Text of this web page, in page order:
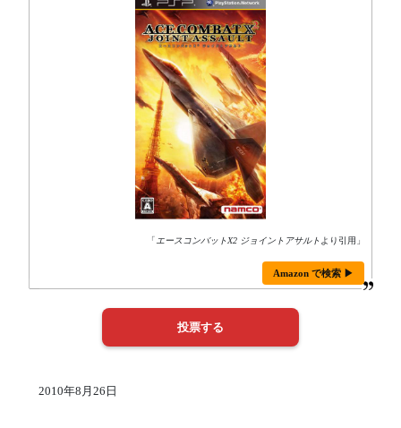
「 エースコンバットX2 ジョイントアサルト より引用」
Amazon で検索 ▶
2010年8月26日